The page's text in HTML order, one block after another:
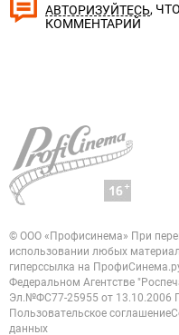
АВТОРИЗУЙТЕСЬ,
КОММЕНТАРИЙ
© ООО «Профисинема» При
использовании любых
гиперссылка на
Федеральном Агентстве
Эл.№ФС77-25955 от 13.10.2006
Пользовательское соглашение
данных